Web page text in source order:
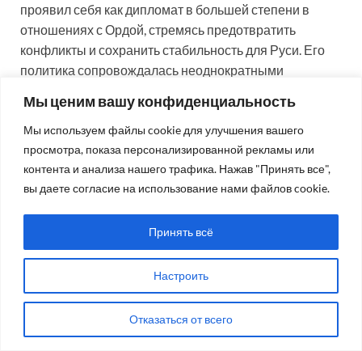
Мы ценим вашу конфиденциальность
Мы используем файлы cookie для улучшения вашего
просмотра, показа персонализированной рекламы или
контента и анализа нашего трафика. Нажав "Принять все",
вы даете согласие на использование нами файлов cookie.
Настроить
Отказаться от всего
Принять всё
проявил себя как дипломат в большей степени в
отношениях с Ордой, стремясь предотвратить
конфликты и сохранить стабильность для Руси. Его
политика сопровождалась неоднократными
Ордой договориться во избежание новых
карательных экспедиций со стороны Золотой Орды.
Он стал одним из первых государственных деятелей
не только на Руси, но и в Европе, кто в тот период
положил начало диалогу Запада с Востоком,
христианства с исламом. По этому поводу историк
Горскийписал: «Согласно точке зрения русских
ученых Г. Вернадского и Л. Гумилева, А. Невский,
пойдя на союз с Золотой Ордой, предотвратил
поглощение Северной Руси католической Европой и
тем самым спас православие – основу самобытности